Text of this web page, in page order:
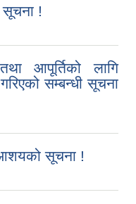
!
आपूर्तिको लागि
सम्बन्धी सूचना
आशयको सूचना !